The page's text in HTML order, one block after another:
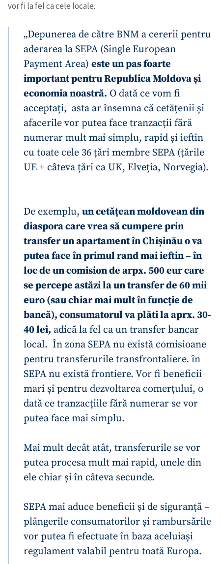
Trimite o informație
Despre ZdG
in English
на русском
vor fi la fel ca cele locale.
„Depunerea de către BNM a cererii pentru
aderarea la SEPA (Single European
Payment Area) este un pas foarte
important pentru Republica Moldova și
economia noastră. O dată ce vom fi
acceptați, asta ar însemna că cetățenii și
afacerile vor putea face tranzacții fără
numerar mult mai simplu, rapid și ieftin
cu toate cele 36 țări membre SEPA (țările
UE + câteva țări ca UK, Elveția, Norvegia).
De exemplu, un cetățean moldovean din
diaspora care vrea să cumpere prin
transfer un apartament în Chișinău o va
putea face în primul rand mai ieftin – în
loc de un comision de arpx. 500 eur care
se percepe astăzi la un transfer de 60 mii
euro (sau chiar mai mult în funcție de
bancă), consumatorul va plăti la aprx. 30-
40 lei, adică la fel ca un transfer bancar
local. În zona SEPA nu există comisioane
pentru transferurile transfrontaliere. în
SEPA nu există frontiere. Vor fi beneficii
mari și pentru dezvoltarea comerțului, o
dată ce tranzacțiile fără numerar se vor
putea face mai simplu.
Mai mult decât atât, transferurile se vor
putea procesa mult mai rapid, unele din
ele chiar și în câteva secunde.
SEPA mai aduce beneficii și de siguranță –
plângerile consumatorilor și rambursările
vor putea fi efectuate în baza aceluiași
regulament valabil pentru toată Europa.